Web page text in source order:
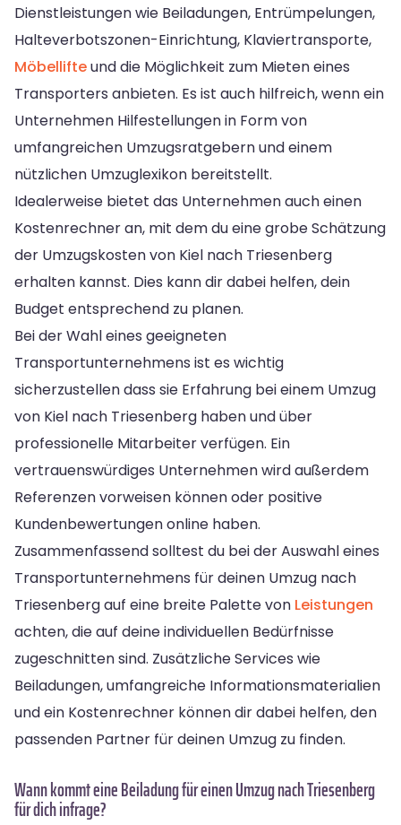
Dienstleistungen wie Beiladungen, Entrümpelungen,
Halteverbotszonen-Einrichtung, Klaviertransporte,
Möbellifteund die Möglichkeit zum Mieten eines
Transporters anbieten. Es ist auch hilfreich, wenn ein
Unternehmen Hilfestellungen in Form von
umfangreichen Umzugsratgebern und einem
nützlichen Umzuglexikon bereitstellt.
Idealerweise bietet das Unternehmen auch einen
Kostenrechner an, mit dem du eine grobe Schätzung
der Umzugskosten von Kiel nach Triesenberg
erhalten kannst. Dies kann dir dabei helfen, dein
Budget entsprechend zu planen.
Bei der Wahl eines geeigneten
Transportunternehmens ist es wichtig
sicherzustellen dass sie Erfahrung bei einem Umzug
von Kiel nach Triesenberg haben und über
professionelle Mitarbeiter verfügen. Ein
vertrauenswürdiges Unternehmen wird außerdem
Referenzen vorweisen können oder positive
Kundenbewertungen online haben.
Zusammenfassend solltest du bei der Auswahl eines
Transportunternehmens für deinen Umzug nach
Triesenberg auf eine breite Palette von Leistungen
achten, die auf deine individuellen Bedürfnisse
zugeschnitten sind. Zusätzliche Services wie
Beiladungen, umfangreiche Informationsmaterialien
und ein Kostenrechner können dir dabei helfen, den
passenden Partner für deinen Umzug zu finden.
Wann kommt eine Beiladung für einen Umzug nach Triesenberg
für dich infrage?